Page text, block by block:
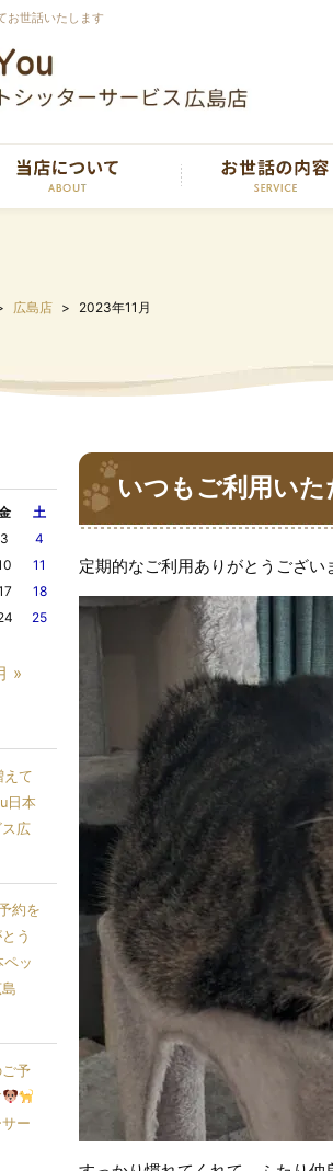
世話いたします
広島店 2023年11月
いつもご利用いた
定期的なご利用ありがとうござい
土
»
3
4
11
18
25
えて
日本
広
約を
う
ペッ
予
ー